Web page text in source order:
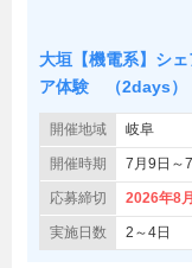
大垣【機電系】シ
ア体験 （2days）
開催地域 岐阜
開催時期 7月9日～
応募締切 2026年8
実施日数 2～4日